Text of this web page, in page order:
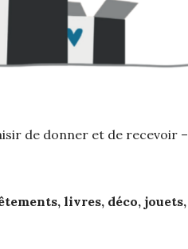
de donner et de recevoir –
livres, déco, jouets,